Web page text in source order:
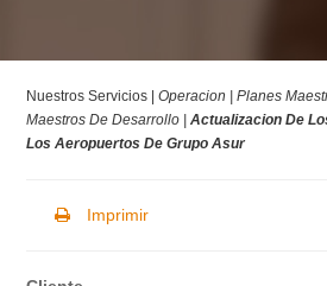
Nuestros Servicios |Operacion |Planes
Maestros De Desarrollo |Actualizacion De
Los Aeropuertos De Grupo Asur
Imprimir